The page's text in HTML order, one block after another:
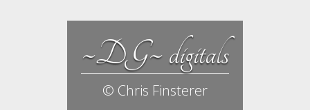
~DG~ digitals
© Chris Finsterer